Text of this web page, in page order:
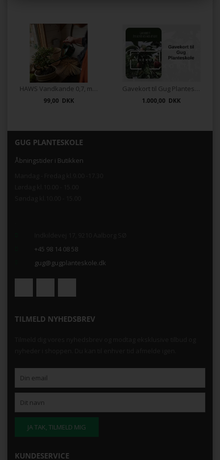
HAWS Vandkande 0,7, mørkegrøn
99,00 DKK
Gavekort til Gug Planteskole
1.000,00 DKK
GUG PLANTESKOLE
Åbningstider i Butikken
+45 98 14 08 58
gug@gugplanteskole.dk
TILMELD NYHEDSBREV
KUNDESERVICE